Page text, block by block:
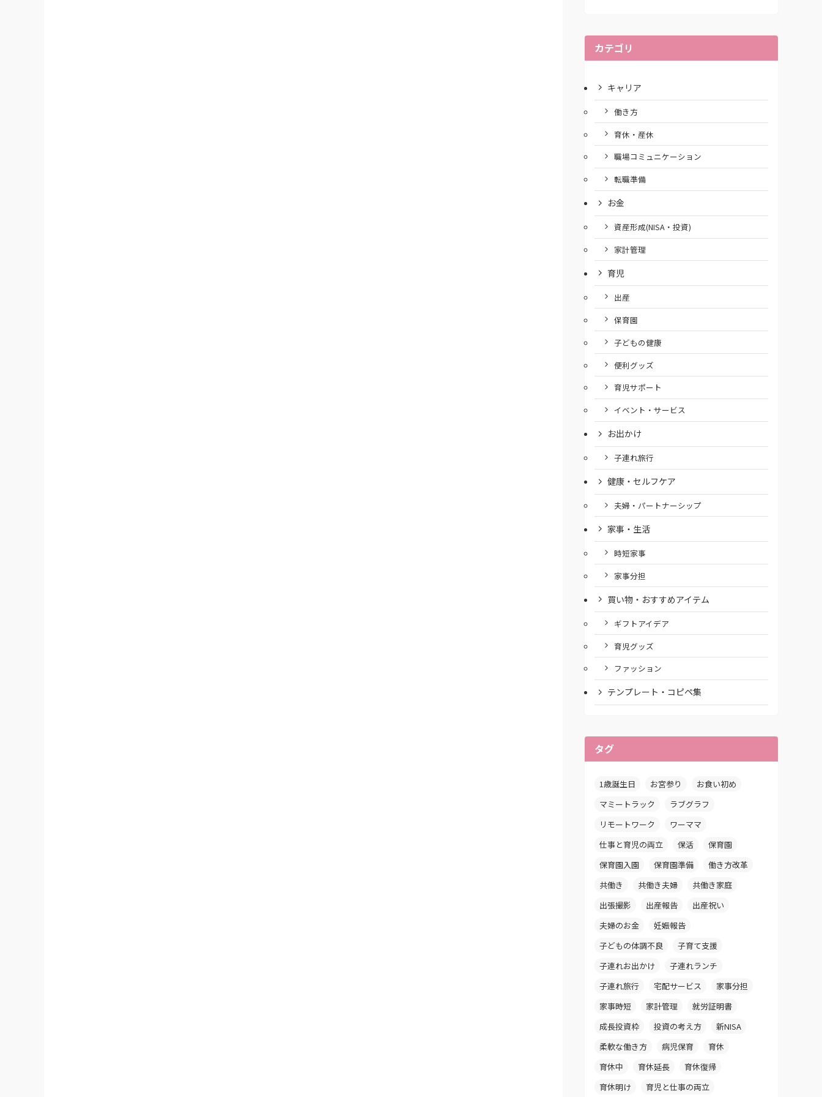
カテゴリ
キャリア
働き方
育休・産休
職場コミュニケーション
転職準備
お金
資産形成(NISA・投資)
家計管理
育児
出産
保育園
子どもの健康
便利グッズ
育児サポート
イベント・サービス
お出かけ
子連れ旅行
健康・セルフケア
夫婦・パートナーシップ
家事・生活
時短家事
家事分担
買い物・おすすめアイテム
ギフトアイデア
育児グッズ
ファッション
テンプレート・コピペ集
タグ
1歳誕生日 お宮参り
お食い初め
マミートラック
ラブグラフ
リモートワーク
ワーママ
仕事と育児の両立
保活
保育園
保育園入園
保育園準備
働き方改革
共働き
共働き夫婦
共働き家庭
出張撮影
出産報告
出産祝い
夫婦のお金
妊娠報告
子どもの体調不良
子育て支援
子連れお出かけ
子連れランチ
子連れ旅行
宅配サービス
家事分担
家事時短
家計管理
就労証明書
成長投資枠
投資の考え方
新NISA
柔軟な働き方
病児保育
育休
育休中
育休延長
育休復帰
育休明け
育児と仕事の両立